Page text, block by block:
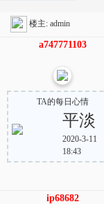
楼主: admin
a747771103
TA的每日心情
平淡
2020-3-11
18:43
ip68682